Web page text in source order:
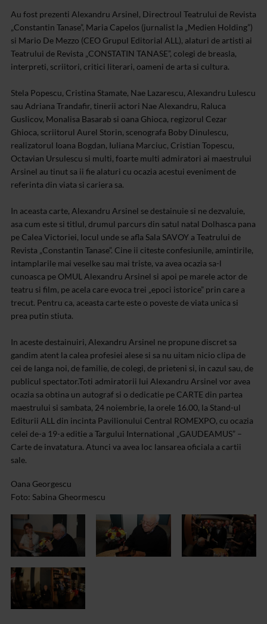
Au fost prezenti Alexandru Arsinel, Directroul Teatrului de Revista
„Constantin Tanase”, Maria Capelos (jurnalist la „Medien Holding”)
si Mario De Mezzo (CEO Grupul Editorial ALL), alaturi de artisti ai
Teatrului de Revista „CONSTATIN TANASE”, colegi de breasla,
interpreti, scriitori, critici literari, oameni de arta si cultura.
Stela Popescu, Cristina Stamate, Nae Lazarescu, Alexandru Lulescu
sau Adriana Trandafir, tinerii actori Nae Alexandru, Raluca
Guslicov, Monalisa Basarab si oana Ghioca, regizorul Cezar
Ghioca, scriitorul Aurel Storin, scenografa Boby Dinulescu,
realizatorul Ioana Bogdan, Iuliana Marciuc, Cristian Topescu,
Octavian Ursulescu si multi, foarte multi admiratori ai maestrului
Arsinel au tinut sa ii fie alaturi cu ocazia acestui eveniment de
referinta din viata si cariera sa.
In aceasta carte, Alexandru Arsinel se destainuie si ne dezvaluie,
asa cum este si titlul, drumul parcurs din satul natal Dolhasca pana
pe Calea Victoriei, locul unde se afla Sala SAVOY a Teatrului de
Revista „Constantin Tanase”. Cine ii citeste confesiunile, amintirile,
intamplarile mai veselke sau mai triste, va avea ocazia sa-l
cunoasca pe OMUL Alexandru Arsinel si apoi pe marele actor de
teatru si film, pe acela care evoca trei „epoci istorice” prin care a
trecut. Pentru ca, aceasta carte este o poveste de viata unica si
prea putin stiuta.
In aceste destainuiri, Alexandru Arsinel ne propune discret sa
gandim atent la calea profesiei alese si sa nu uitam nicio clipa de
cei de langa noi, de familie, de colegi, de prieteni si, in cazul sau, de
publicul spectator.Toti admiratorii lui Alexandru Arsinel vor avea
ocazia sa obtina un autograf si o dedicatie pe CARTE din partea
maestrului si sambata, 24 noiembrie, la orele 16.00, la Stand-ul
Editurii ALL din incinta Pavilionului Central ROMEXPO, cu ocazia
celei de-a 19-a editie a Targului International „GAUDEAMUS” –
Carte de invatatura. Atunci va avea loc lansarea oficiala a cartii
sale.
Oana Georgescu
Foto: Sabina Gheormescu